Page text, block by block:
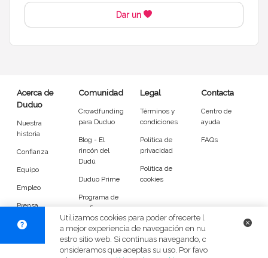
Ver más materias
Idiomas del dudú
Dar un
Acerca de
Duduo
Nuestra
historia
Confianza
Equipo
Empleo
Prensa
Comunidad
Crowdfunding
para Duduo
Blog - El
rincón del
Dudú
Duduo Prime
Programa de
confianza
DuduoApp
para Android
Legal
Términos y
condiciones
Política de
privacidad
Política de
cookies
Contacta
Centro de
ayuda
FAQs
Utilizamos cookies para poder ofrecerte l
a mejor experiencia de navegación en nu
estro sitio web. Si continuas navegando, c
onsideramos que aceptas su uso. Por favo